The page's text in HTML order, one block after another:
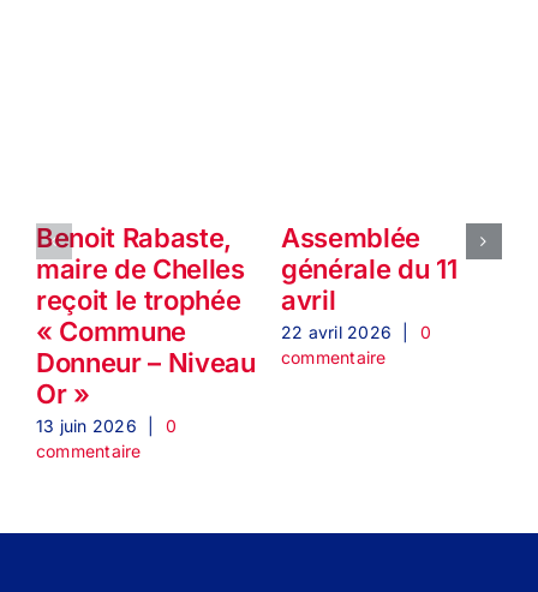
Benoit Rabaste,
maire de Chelles
reçoit le trophée
« Commune
Donneur – Niveau
Or »
13 juin 2026
0
commentaire
Assemblée
générale du 11
avril
22 avril 2026
0
commentaire